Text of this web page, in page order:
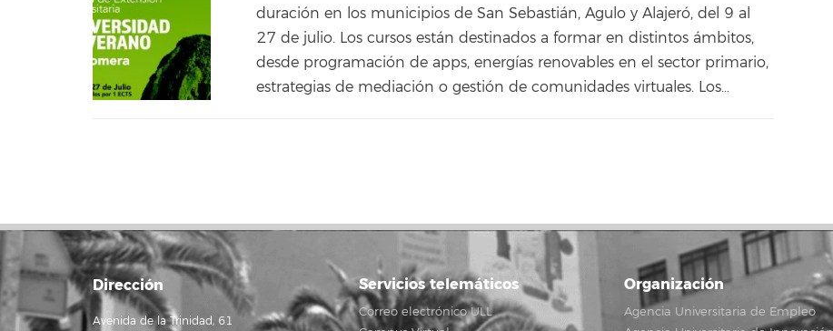
duración en los municipios de San Sebastián, Agulo y Alajeró, del 9 al
27 de julio. Los cursos están destinados a formar en distintos ámbitos,
desde programación de apps, energías renovables en el sector primario,
estrategias de mediación o gestión de comunidades virtuales. Los…
Dirección
Avenida de la Trinidad, 61
Servicios telemáticos
Correo electrónico ULL
Organización
Agencia Universitaria de Empleo